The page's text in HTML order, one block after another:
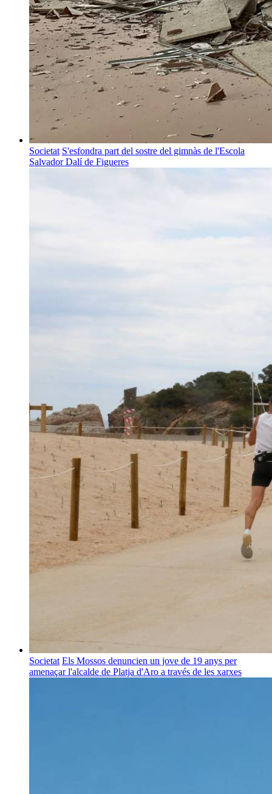
Societat S'esfondra part del sostre del gimnàs de l'Escola
Salvador Dalí de Figueres
Societat Els Mossos denuncien un jove de 19 anys per
amenaçar l'alcalde de Platja d'Aro a través de les xarxes